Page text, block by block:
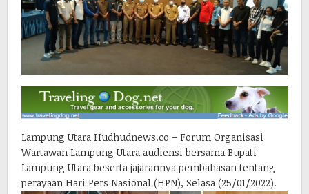
Lampung Utara Hudhudnews.co – Forum Organisasi
Wartawan Lampung Utara audiensi bersama Bupati
Lampung Utara beserta jajarannya pembahasan tentang
perayaan Hari Pers Nasional (HPN), Selasa (25/01/2022).